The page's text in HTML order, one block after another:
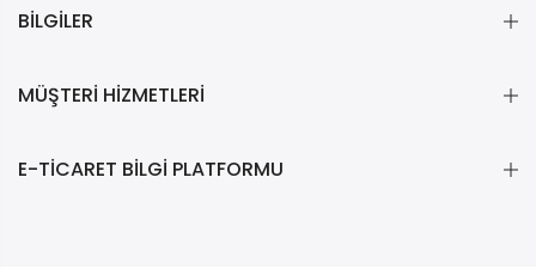
BİLGİLER
MÜŞTERİ HİZMETLERİ
E-TİCARET BİLGİ PLATFORMU